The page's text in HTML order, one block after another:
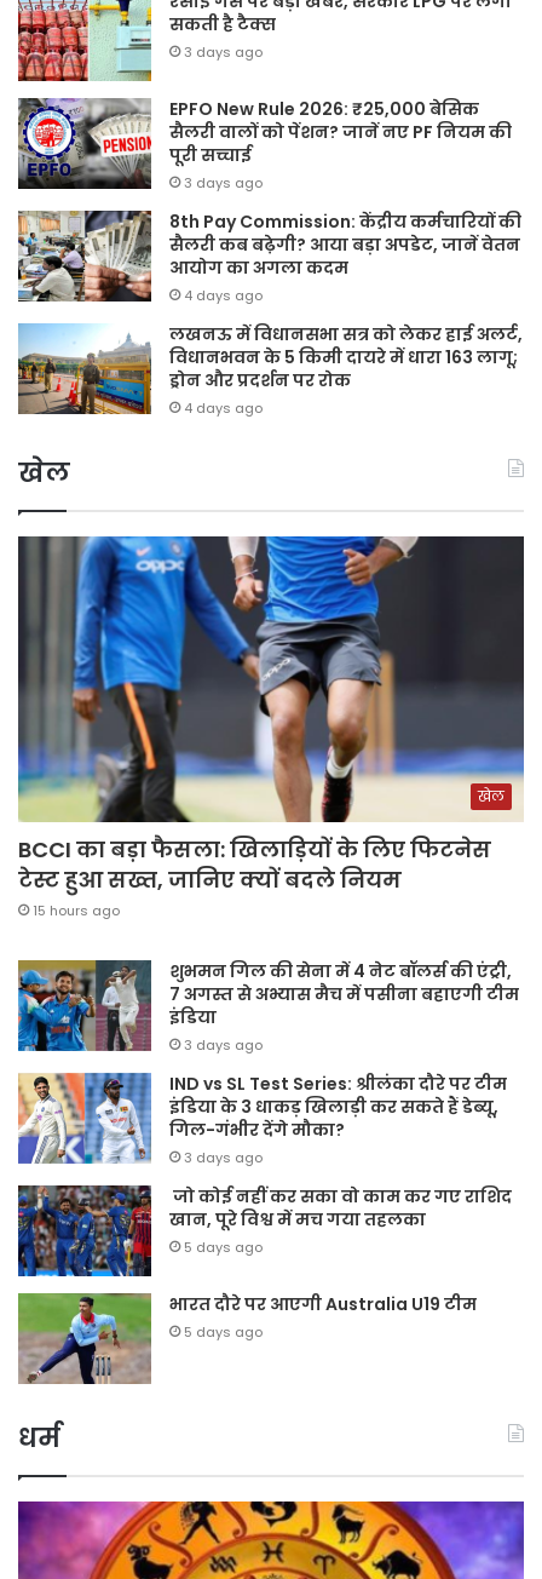
सकती है टैक्स
3 days ago
EPFO New Rule 2026: ₹25,000 बेसिक
सैलरी वालों को पेंशन? जानें नए PF नियम की
पूरी सच्चाई
3 days ago
8th Pay Commission: केंद्रीय कर्मचारियों की
सैलरी कब बढ़ेगी? आया बड़ा अपडेट, जानें वेतन
आयोग का अगला कदम
4 days ago
लखनऊ में विधानसभा सत्र को लेकर हाई अलर्ट,
विधानभवन के 5 किमी दायरे में धारा 163 लागू;
ड्रोन और प्रदर्शन पर रोक
4 days ago
खेल
खेल
BCCI का बड़ा फैसला: खिलाड़ियों के लिए फिटनेस
टेस्ट हुआ सख्त, जानिए क्यों बदले नियम
15 hours ago
शुभमन गिल की सेना में 4 नेट बॉलर्स की एंट्री,
7 अगस्त से अभ्यास मैच में पसीना बहाएगी टीम
इंडिया
3 days ago
IND vs SL Test Series: श्रीलंका दौरे पर टीम
इंडिया के 3 धाकड़ खिलाड़ी कर सकते हैं डेब्यू,
गिल-गंभीर देंगे मौका?
3 days ago
जो कोई नहीं कर सका वो काम कर गए राशिद
खान, पूरे विश्व में मच गया तहलका
5 days ago
भारत दौरे पर आएगी Australia U19 टीम
5 days ago
धर्म